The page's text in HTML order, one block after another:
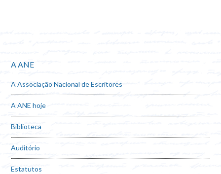
A ANE
A Associação Nacional de Escritores
A ANE hoje
Biblioteca
Auditório
Estatutos